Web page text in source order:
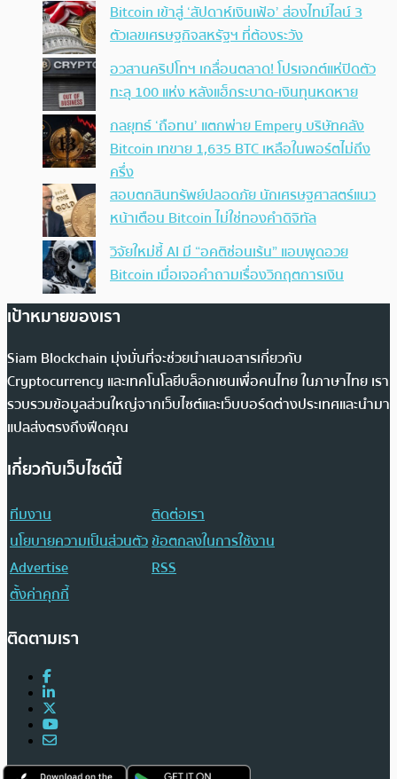
Bitcoin เข้าสู่ ‘สัปดาห์เงินเฟ้อ’ ส่องไทม์ไลน์ 3
ตัวเลขเศรษฐกิจสหรัฐฯ ที่ต้องระวัง
อวสานคริปโทฯ เกลื่อนตลาด! โปรเจกต์แห่ปิดตัว
ทะลุ 100 แห่ง หลังแฮ็กระบาด-เงินทุนหดหาย
กลยุทธ์ ‘ถือทน’ แตกพ่าย Empery บริษัทคลัง
Bitcoin เทขาย 1,635 BTC เหลือในพอร์ตไม่ถึง
ครึ่ง
สอบตกสินทรัพย์ปลอดภัย นักเศรษฐศาสตร์แนว
หน้าเตือน Bitcoin ไม่ใช่ทองคำดิจิทัล
วิจัยใหม่ชี้ AI มี “อคติซ่อนเร้น” แอบพูดอวย
Bitcoin เมื่อเจอคำถามเรื่องวิกฤตการเงิน
เป้าหมายของเรา
Siam Blockchain มุ่งมั่นที่จะช่วยนำเสนอสารเกี่ยวกับ
Cryptocurrency และเทคโนโลยีบล็อกเชนเพื่อคนไทย ในภาษาไทย เรา
รวบรวมข้อมูลส่วนใหญ่จากเว็บไซต์และเว็บบอร์ดต่างประเทศและนำมา
แปลส่งตรงถึงฟีดคุณ
เกี่ยวกับเว็บไซต์นี้
ทีมงาน
ติดต่อเรา
นโยบายความเป็นส่วนตัวข้อตกลงในการใช้งาน
Advertise
RSS
ตั้งค่าคุกกี้
ติดตามเรา